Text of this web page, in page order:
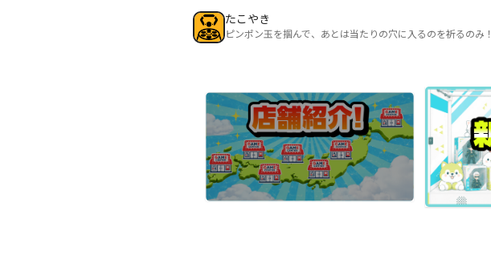
たこやき
ピンポン玉を掴んで、あとは当たりの穴に入るのを祈るのみ！